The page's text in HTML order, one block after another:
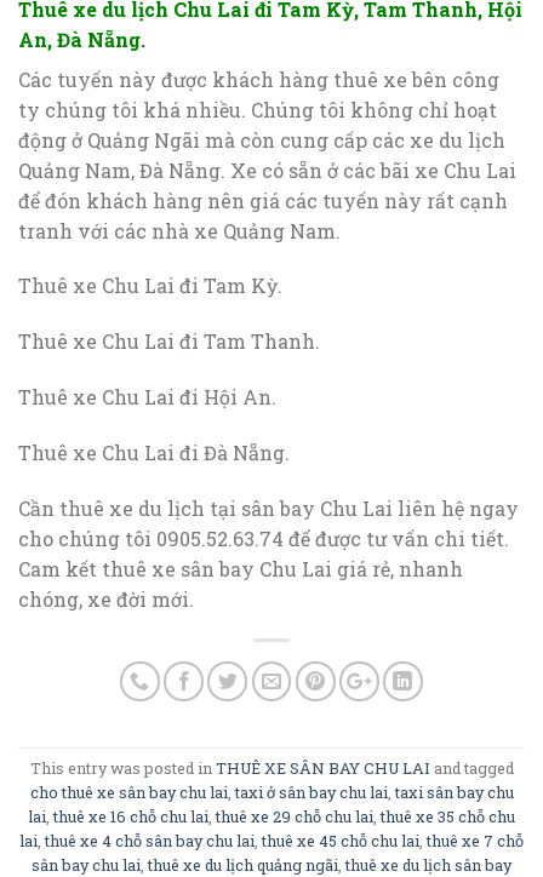
Thuê xe du lịch Chu Lai đi Tam Kỳ, Tam Thanh, Hội
An, Đà Nẵng.
Các tuyến này được khách hàng thuê xe bên công
ty chúng tôi khá nhiều. Chúng tôi không chỉ hoạt
động ở Quảng Ngãi mà còn cung cấp các xe du lịch
Quảng Nam, Đà Nẵng. Xe có sẵn ở các bãi xe Chu Lai
để đón khách hàng nên giá các tuyến này rất cạnh
tranh với các nhà xe Quảng Nam.
Thuê xe Chu Lai đi Tam Kỳ.
Thuê xe Chu Lai đi Tam Thanh.
Thuê xe Chu Lai đi Hội An.
Thuê xe Chu Lai đi Đà Nẵng.
Cần thuê xe du lịch tại sân bay Chu Lai liên hệ ngay
cho chúng tôi 0905.52.63.74 để được tư vấn chi tiết.
Cam kết thuê xe sân bay Chu Lai giá rẻ, nhanh
chóng, xe đời mới.
This entry was posted in THUÊ XE SÂN BAY CHU LAI and tagged
cho thuê xe sân bay chu lai ,taxi ở sân bay chu lai ,taxi sân bay chu
lai ,thuê xe 16 chỗ chu lai ,thuê xe 29 chỗ chu lai ,thuê xe 35 chỗ chu
lai ,thuê xe 4 chỗ sân bay chu lai ,thuê xe 45 chỗ chu lai ,thuê xe 7 chỗ
sân bay chu lai ,thuê xe du lịch quảng ngãi ,thuê xe du lịch sân bay